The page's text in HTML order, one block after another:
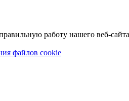
работу нашего веб-
файлов cookie